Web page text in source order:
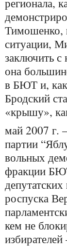
Тимошенко,
ситуации,
заключить
она
в БЮТ и,
Бродский
«крышу»,
май 2007 г.
партии
вольных
фракции
роспуска
кем не